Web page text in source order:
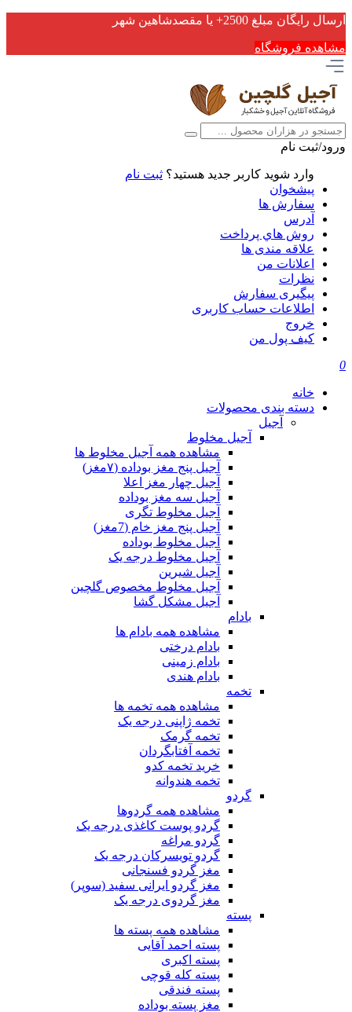
ارسال رایگان مبلغ 2500+ یا مقصدشاهین شهر
مشاهده فروشگاه
ورود/ثبت نام
وارد شوید کاربر جدید هستید؟ ثبت نام
پیشخوان
سفارش ها
آدرس
روش هاي پرداخت
علاقه مندی ها
اعلانات من
نظرات
پیگیری سفارش
اطلاعات حساب كاربری
خروج
کیف پول من
0
خانه
دسته بندی محصولات
آجیل
آجیل مخلوط
مشاهده همه آجیل مخلوط ها
آجیل پنج مغز بوداده (۷مغز)
آجیل چهار مغز اعلا
آجیل سه مغز بوداده
آجیل مخلوط تگری
آجیل پنج مغز خام (7مغز)
آجیل مخلوط بوداده
آجیل مخلوط درجه یک
آجیل شیرین
آجیل مخلوط مخصوص گلچین
آجیل مشکل گشا
بادام
مشاهده همه بادام ها
بادام درختی
بادام زمینی
بادام هندی
تخمه
مشاهده همه تخمه ها
تخمه ژاپنی درجه یک
تخمه گرمک
تخمه آفتابگردان
خرید تخمه کدو
تخمه هندوانه
گردو
مشاهده همه گردوها
گردو پوست کاغذی درجه یک
گردو مراغه
گردو تویسرکان درجه یک
مغز گردو فسنجانی
مغز گردو ایرانی سفید (سوپر)
مغز گردوی درجه یک
پسته
مشاهده همه پسته ها
پسته احمد آقایی
پسته اکبری
پسته کله قوچی
پسته فندقی
مغز پسته بوداده